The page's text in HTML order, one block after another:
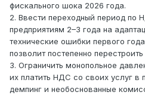
фискального шока 2026 года.
2. Ввести переходный период по
предприятиям 2–3 года на
технические ошибки первого
позволит постепенно перестроить
3. Ограничить монопольное
их платить НДС со своих услуг в
демпинг и необоснованные